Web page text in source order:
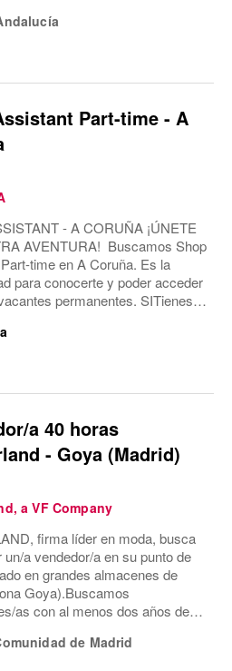
Advisor position, working
Part-time - A
- A CORUÑA ¡ÚNETE
AVENTURA! Buscamos Shop
time en A Coruña. Es la
para conocerte y poder acceder
permanentes. SITienes
marcas con un formato de
a 40 horas
- Goya (Madrid)
a VF Company
firma líder en moda, busca
un/a vendedor/a en su punto de
en grandes almacenes de
Goya).Buscamos
as con al menos dos años de
comerciales, recepción de
de Madrid